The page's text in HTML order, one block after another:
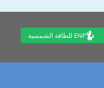
ENF للطاقة الشمسية